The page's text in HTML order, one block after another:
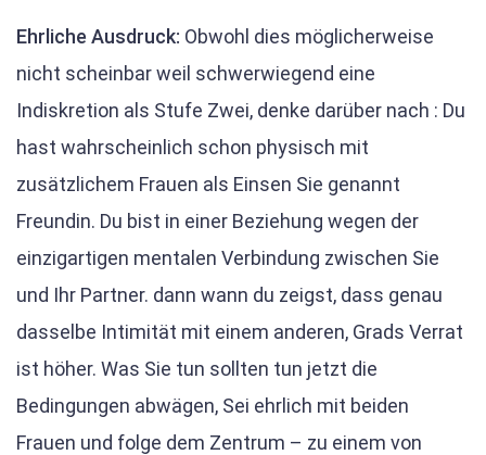
Ehrliche Ausdruck: Obwohl dies möglicherweise
nicht scheinbar weil schwerwiegend eine
Indiskretion als Stufe Zwei, denke darüber nach : Du
hast wahrscheinlich schon physisch mit
zusätzlichem Frauen als Einsen Sie genannt
Freundin. Du bist in einer Beziehung wegen der
einzigartigen mentalen Verbindung zwischen Sie
und Ihr Partner. dann wann du zeigst, dass genau
dasselbe Intimität mit einem anderen, Grads Verrat
ist höher. Was Sie tun sollten tun jetzt die
Bedingungen abwägen, Sei ehrlich mit beiden
Frauen und folge dem Zentrum – zu einem von